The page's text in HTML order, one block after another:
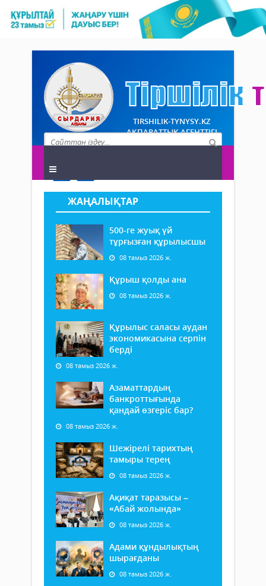
TIRSHILIK-TYNYSY.KZ
АҚПАРАТТЫҚ АГЕНТТІГІ
ЖАҢАЛЫҚТАР
500-ге жуық үй
тұрғызған құрылысшы
08 тамыз 2026 ж.
Құрыш қолды ана
08 тамыз 2026 ж.
Құрылыс саласы аудан
экономикасына серпін
берді
08 тамыз 2026 ж.
Азаматтардың
банкроттығында
қандай өзгеріс бар?
08 тамыз 2026 ж.
Шежірелі тарихтың
тамыры терең
08 тамыз 2026 ж.
Ақиқат таразысы –
«Абай жолында»
08 тамыз 2026 ж.
Адами құндылықтың
шырағданы
08 тамыз 2026 ж.